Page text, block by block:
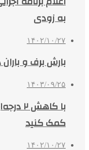
به زودی
۱۴۰۲/۱۰/۲۷
بارش برف و
۱۴۰۳/۰۹/۲۵
با
کمک کنید
۱۴۰۲/۱۰/۲۷